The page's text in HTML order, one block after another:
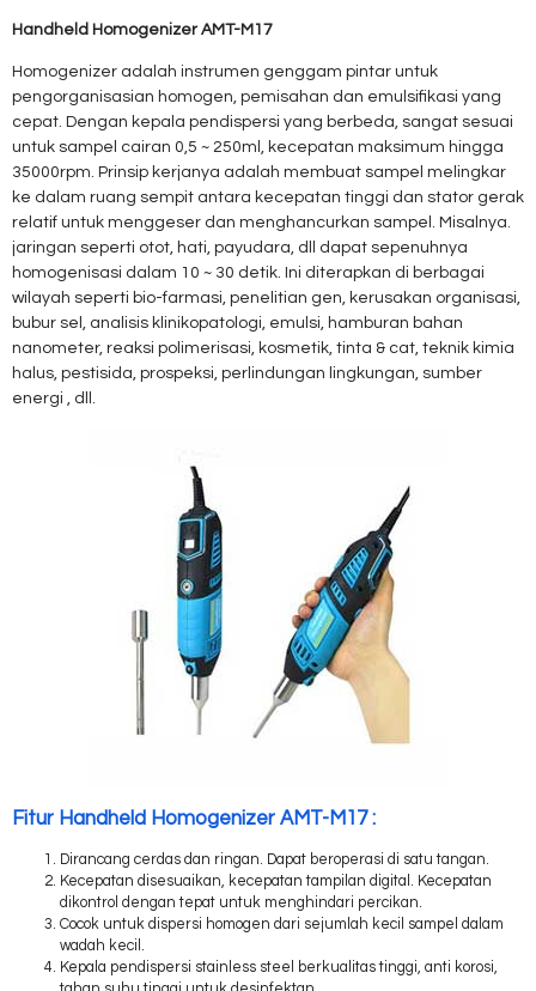
Handheld Homogenizer AMT-M17
Homogenizer adalah instrumen genggam pintar untuk
pengorganisasian homogen, pemisahan dan emulsifikasi yang
cepat. Dengan kepala pendispersi yang berbeda, sangat sesuai
untuk sampel cairan 0,5 ~ 250ml, kecepatan maksimum hingga
35000rpm. Prinsip kerjanya adalah membuat sampel melingkar
ke dalam ruang sempit antara kecepatan tinggi dan stator gerak
relatif untuk menggeser dan menghancurkan sampel. Misalnya.
jaringan seperti otot, hati, payudara, dll dapat sepenuhnya
homogenisasi dalam 10 ~ 30 detik. Ini diterapkan di berbagai
wilayah seperti bio-farmasi, penelitian gen, kerusakan organisasi,
bubur sel, analisis klinikopatologi, emulsi, hamburan bahan
nanometer, reaksi polimerisasi, kosmetik, tinta & cat, teknik kimia
halus, pestisida, prospeksi, perlindungan lingkungan, sumber
energi , dll.
Fitur Handheld Homogenizer AMT-M17 :
Dirancang cerdas dan ringan. Dapat beroperasi di satu tangan.
Kecepatan disesuaikan, kecepatan tampilan digital. Kecepatan
dikontrol dengan tepat untuk menghindari percikan.
Cocok untuk dispersi homogen dari sejumlah kecil sampel dalam
wadah kecil.
Kepala pendispersi stainless steel berkualitas tinggi, anti korosi,